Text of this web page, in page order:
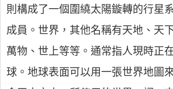
則構成了一個圍繞太陽鏇轉的行星
成員。世界，其他名稱有天地、天
萬物、世上等等。通常指人現時正
球。地球表面可以用一張世界地圖